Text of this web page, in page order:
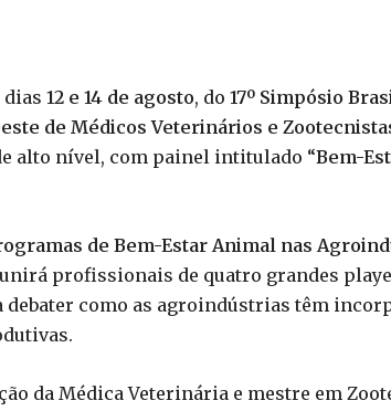
dias 12 e 14 de agosto, do 17º Simpósio
de Médicos Veterinários e
alto nível, com painel intitulado “Bem-
de Bem-Estar Animal nas
profissionais de quatro grandes
debater como as agroindústrias têm
da Médica Veterinária e mestre em